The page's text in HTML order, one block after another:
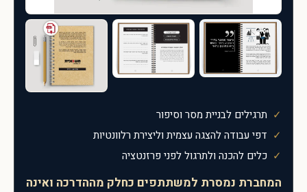
תרגילים לבניית מסר וסיפור
דפי עבודה להצגה עצמית וליצירת רלוונטיות
כלים להכנה ולתרגול לפני פרזנטציה
המחברת נמסרת למשתתפים כחלק מההדרכה ואינה